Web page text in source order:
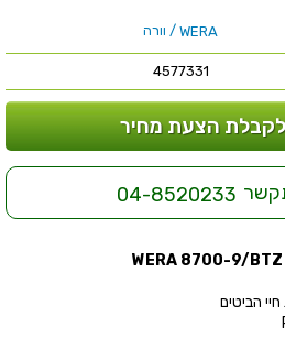
WERA / וורה
4577331
הצעת מחיר
04-8520233